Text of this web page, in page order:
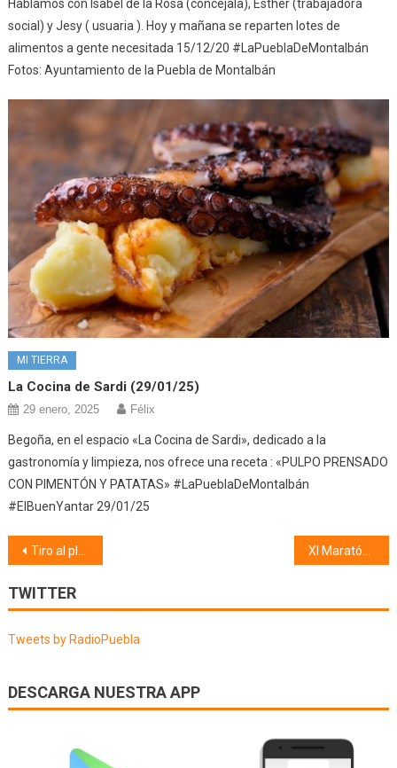
Hablamos con Isabel de la Rosa (concejala), Esther (trabajadora
social) y Jesy ( usuaria ). Hoy y mañana se reparten lotes de
alimentos a gente necesitada 15/12/20 #LaPueblaDeMontalbán
Fotos: Ayuntamiento de la Puebla de Montalbán
MI TIERRA
La Cocina de Sardi (29/01/25)
29 enero, 2025 Félix
Begoña, en el espacio «La Cocina de Sardi», dedicado a la
gastronomía y limpieza, nos ofrece una receta : «PULPO PRENSADO
CON PIMENTÓN Y PATATAS» #LaPueblaDeMontalbán
#ElBuenYantar 29/01/25
Navegación
de
entradas
Tiro al plato (04/06/22)
TWITTER
Tweets by RadioPuebla
DESCARGA NUESTRA APP